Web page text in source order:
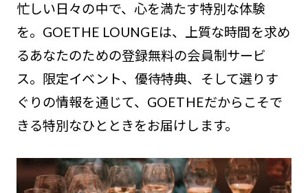
忙しい日々の中で、心を満たす特別な体験
を。GOETHE LOUNGEは、上質な時間を求め
るあなたのための登録無料の会員制サービ
ス。限定イベント、優待特典、そして選りす
ぐりの情報を通じて、GOETHEだからこそで
きる特別なひとときをお届けします。